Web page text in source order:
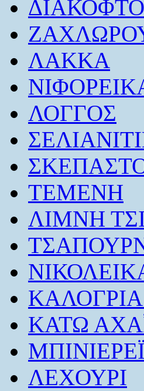
ΔΙΑΚΟΦΤΟ
ΛΑΚΚΑ
ΛΟΓΓΟΣ
ΤΕΜΕΝΗ
ΛΙΜΝΗ
ΚΑΤΩ
ΛΕΧΟΥΡΙ